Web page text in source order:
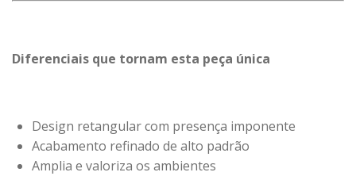
Diferenciais que tornam esta peça única
Design retangular com presença imponente
Acabamento refinado de alto padrão
Amplia e valoriza os ambientes